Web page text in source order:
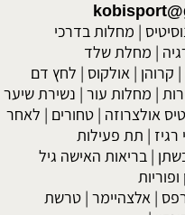
| מחלות בדרכי
| מחלת שלד
| קרוהן | אולקוס | לחץ דם
| מחלות עור | נשירת שיער
אולצרוזה |טחורים | לאחר
| תת פעילות
| בריאות האישה גיל
ופוריות
| אלצהיימר |טרשת